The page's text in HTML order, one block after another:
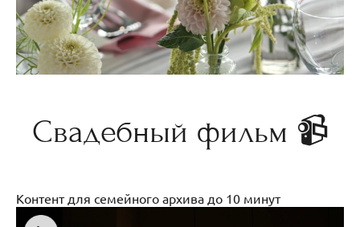
Свадебный фильм 📹
Контент для семейного архива до 10 минут